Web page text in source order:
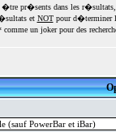
pr�sents dans les
et NOTpour d�terminer
un joker pour des